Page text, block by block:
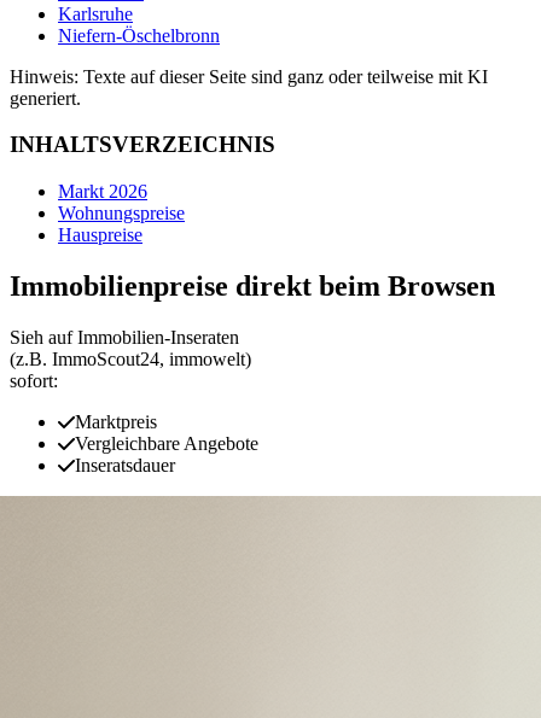
Karlsruhe
Niefern-Öschelbronn
Hinweis: Texte auf dieser Seite sind ganz oder teilweise mit KI
generiert.
INHALTSVERZEICHNIS
Markt 2026
Wohnungspreise
Hauspreise
Immobilienpreise direkt beim Browsen
Sieh auf Immobilien‑Inseraten
(z.B. ImmoScout24, immowelt)
sofort:
Marktpreis
Vergleichbare Angebote
Inseratsdauer